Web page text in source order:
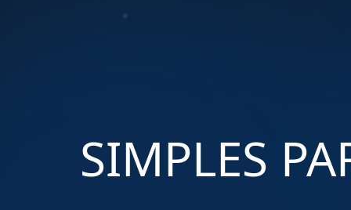
SIMPLES